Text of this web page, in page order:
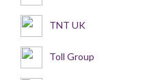
TNT UK
Toll Group